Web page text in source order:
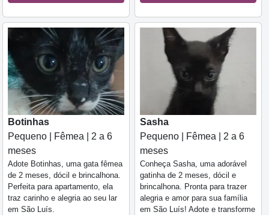
Botinhas
Pequeno | Fêmea | 2 a 6
meses
Adote Botinhas, uma gata fêmea
de 2 meses, dócil e brincalhona.
Perfeita para apartamento, ela
traz carinho e alegria ao seu lar
em São Luís.
Sasha
Pequeno | Fêmea | 2 a 6
meses
Conheça Sasha, uma adorável
gatinha de 2 meses, dócil e
brincalhona. Pronta para trazer
alegria e amor para sua família
em São Luís! Adote e transforme